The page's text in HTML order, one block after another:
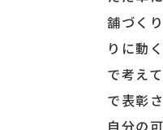
舗づく
りに動
で考え
で表彰
自分の